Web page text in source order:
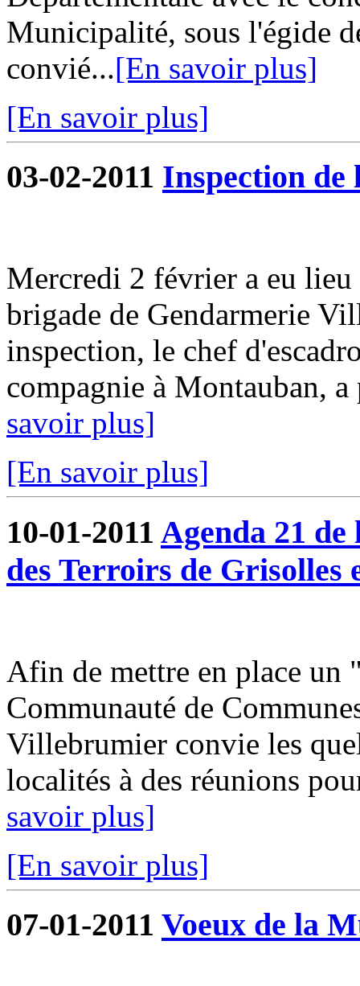
Municipalité, sous l'égide
convié...[En savoir plus]
[En savoir plus]
03-02-2011 Inspection de
Mercredi 2 février a eu
brigade de Gendarmerie
inspection, le chef
compagnie à Montauban,
savoir plus]
[En savoir plus]
10-01-2011 Agenda 21
des Terroirs de
Afin de mettre en place un
Communauté de
Villebrumier convie les
localités à des réunions
savoir plus]
[En savoir plus]
07-01-2011 Voeux de la